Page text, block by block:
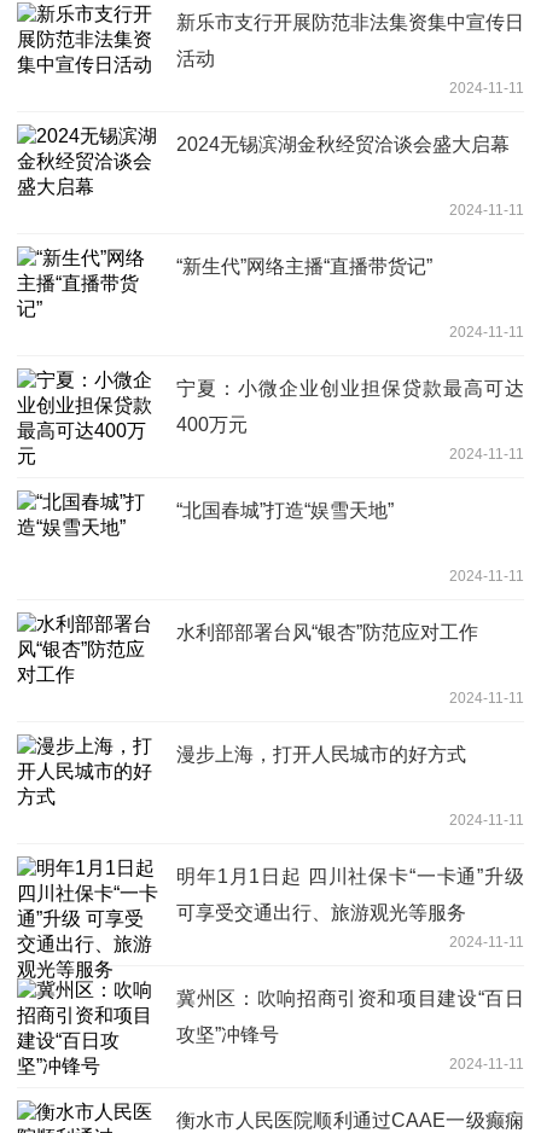
新乐市支行开展防范非法集资集中宣传日
活动
2024-11-11
2024无锡滨湖金秋经贸洽谈会盛大启幕
2024-11-11
“新生代”网络主播“直播带货记”
2024-11-11
宁夏：小微企业创业担保贷款最高可达
400万元
2024-11-11
“北国春城”打造“娱雪天地”
2024-11-11
水利部部署台风“银杏”防范应对工作
2024-11-11
漫步上海，打开人民城市的好方式
2024-11-11
明年1月1日起 四川社保卡“一卡通”升级
可享受交通出行、旅游观光等服务
2024-11-11
冀州区：吹响招商引资和项目建设“百日
攻坚”冲锋号
2024-11-11
衡水市人民医院顺利通过CAAE一级癫痫